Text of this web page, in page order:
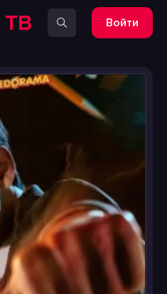
ТВ Войти